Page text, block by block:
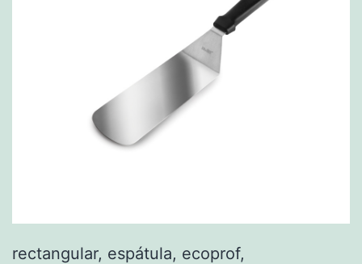
rectangular, espátula, ecoprof,